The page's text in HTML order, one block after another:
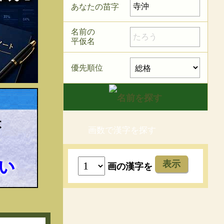
あなたの苗字
名前の
平仮名
優先順位
画数で漢字を探す
画の漢字を 表示